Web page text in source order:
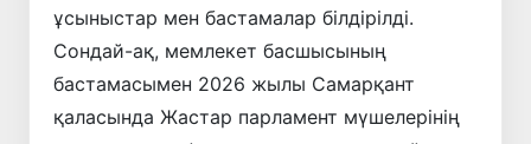
ұсыныстар мен бастамалар білдірілді.
Сондай-ақ, мемлекет басшысының
бастамасымен 2026 жылы Самарқант
қаласында Жастар парламент мүшелерінің